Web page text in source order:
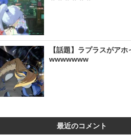
【話題】ラプラスがアホ
wwwwwww
最近のコメント